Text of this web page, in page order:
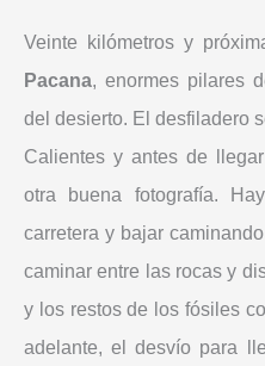
Veinte kilómetros y
Pacana, enormes pilares
del desierto. El desfiladero
Calientes y antes de
otra buena fotografía.
carretera y bajar
caminar entre las rocas y
y los restos de los fósiles
adelante, el desvío para